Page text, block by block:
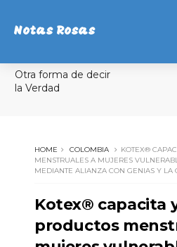
Notas Rosas
Otra forma de decir
la Verdad
HOME COLOMBIA
KOTEX®
MENSTRUALES A MUJERES
MEDIANTE ALIANZA CON GENIAS Y LA
Kotex® capacita
productos